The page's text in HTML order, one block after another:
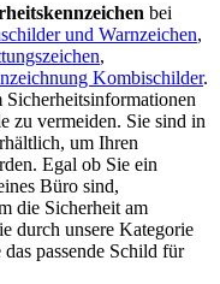
bei
und Warnzeichen,
,
Kombischilder.
zu vermeiden. Sie sind in
um Ihren
Egal ob Sie ein
Büro sind,
die Sicherheit am
durch unsere Kategorie
passende Schild für